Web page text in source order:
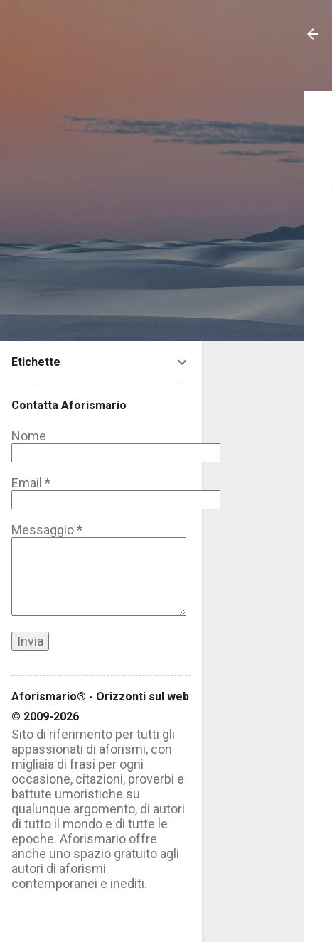
Etichette
Contatta Aforismario
Nome
Email *
Messaggio*
Aforismario® - Orizzonti sul web
© 2009-2026
Sito di riferimento per tutti gli
appassionati di aforismi, con
migliaia di frasi per ogni
occasione, citazioni, proverbi e
battute umoristiche su
qualunque argomento, di autori
di tutto il mondo e di tutte le
epoche. Aforismario offre
anche uno spazio gratuito agli
autori di aforismi
contemporanei e inediti.